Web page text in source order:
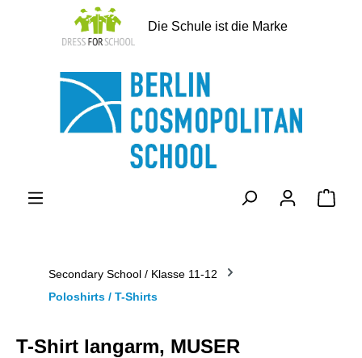
springen
Die Schule ist die Marke
Secondary School / Klasse 11-12
Poloshirts / T-Shirts
T-Shirt langarm, MUSER